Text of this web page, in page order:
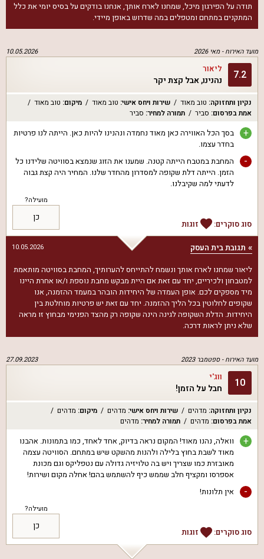
תודה על הפירגון מיכל, שמחנו לארח אותך, אנחנו בודקים על בסיס יומי את כלל
המתקנים במתחם ומטפלים במה שדרוש באופן מיידי.
מועד האירוח -מאי 2026 10.05.2026
7.2 ליאור
נהנינו, אבל קצת יקר
נקיון ותחזוקה: טוב מאוד שירות ויחס אישי: טוב מאוד מיקום: טוב מאוד
אמת בפרסום: סביר תמורה למחיר: סביר
+
בסך הכל האווירה כאן מאוד נחמדה ונהנינו להיות כאן. הייתה לנו פרטיות
בחדר עצמו.
-
המחבת במטבח הייתה קטנה. שמענו את הזוג שנמצא בסוויטה שלידנו כל
הזמן. הייתה דלת שקופה למסדרון מהחדר שלנו. המחיר היה קצת גבוה
לדעתי למה שקיבלנו.
סוג סוקרים: זוגות
מועילה?
כן
תגובת בית העסק 10.05.2026
ליאור שמחנו לארח אותך ונשמח להתייחס להערותיך, המחבת בסוויטה מותאמת
למטבחון ולכיריים, יחד עם זאת אם היית מבקש מחבת נוספת ו/או אחרת היינו
מיד מספקים לכם. אופן העמדה של היחידות הובהר במעמד ההזמנה, אנו
שקופים לחלוטין בכל הליך ההזמנה. יחד עם זאת יש פרטיות מוחלטת בין
היחידות. הדלת השקופה לגינה הינה שקופה רק מהצד הפנימי מבחוץ זו מראה
שלא ניתן לראות דרכה.
מועד האירוח -ספטמבר 2023 27.09.2023
10 ווג'י
חבל על הזמן!
נקיון ותחזוקה: מדהים שירות ויחס אישי: מדהים מיקום: מדהים
אמת בפרסום: מדהים תמורה למחיר: מדהים
+
וואלה, נהנו מאוד! המקום נראה בדיוק, אחד לאחד, כמו בתמונות. אהבנו
מאוד לשבת בחוץ בלילה ולהנות מהשקט שיש במתחם. הסוויטה עצמה
מאובזרת כמו שצריך ויש בה טלויזיה גדולה עם נטפליקס וגם מכונת
אספרסו ומקציף חלב שממש כיף להשתמש בהם! אחלה מקום ושירות!
- אין תלונות!
סוג סוקרים: זוגות
מועילה?
כן